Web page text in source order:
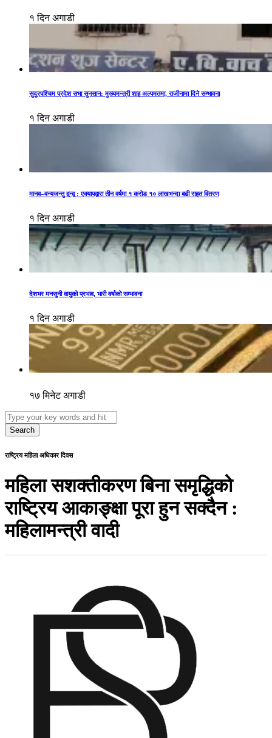
१ दिन अगाडी
सुदूरपश्चिम प्रदेश सभा सुनसान: मुख्यमन्त्री शाह अल्पमतमा, राजीनामा दिने सम्भावना
१ दिन अगाडी
मानव–वन्यजन्तु द्वन्द्व : एक्यापद्वारा तीन वर्षमा १ करोड १० लाखभन्दा बढी राहत वितरण
१ दिन अगाडी
देशभर मनसुनी वायुको प्रभाव, भारी वर्षाको सम्भावना
१ दिन अगाडी
१७ मिनेट अगाडी
Search
राष्ट्रिय महिला अधिकार दिवस
महिला सशक्तीकरण बिना समृद्धिको
राष्ट्रिय आकाङ्क्षा पूरा हुन सक्दैन :
महिलामन्त्री वादी